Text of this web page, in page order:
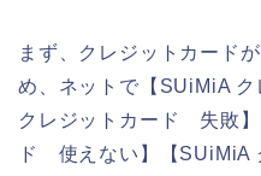
まず、クレジットカード
め、ネットで【SUiMiA
クレジットカード 失敗
ド 使えない】【SUiMiA